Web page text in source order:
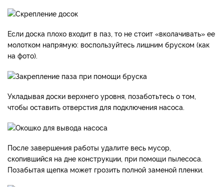
Если доска плохо входит в паз, то не стоит «вколачивать» ее
молотком напрямую: воспользуйтесь лишним бруском (как
на фото).
Укладывая доски верхнего уровня, позаботьтесь о том,
чтобы оставить отверстия для подключения насоса.
После завершения работы удалите весь мусор,
скопившийся на дне конструкции, при помощи пылесоса.
Позабытая щепка может грозить полной заменой пленки.